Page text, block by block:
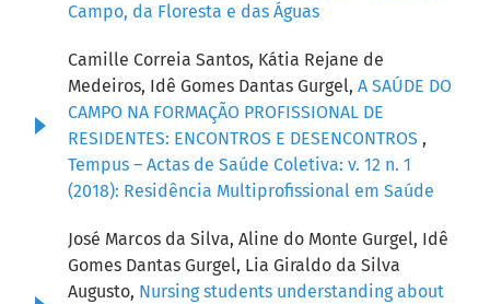
Campo, da Floresta e das Águas
Camille Correia Santos, Kátia Rejane de
Medeiros, Idê Gomes Dantas Gurgel, A SAÚDE DO
CAMPO NA FORMAÇÃO PROFISSIONAL DE
RESIDENTES: ENCONTROS E DESENCONTROS ,
Tempus – Actas de Saúde Coletiva: v. 12 n. 1
(2018): Residência Multiprofissional em Saúde
José Marcos da Silva, Aline do Monte Gurgel, Idê
Gomes Dantas Gurgel, Lia Giraldo da Silva
Augusto, Nursing students understanding about